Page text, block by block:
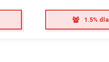
1.5%